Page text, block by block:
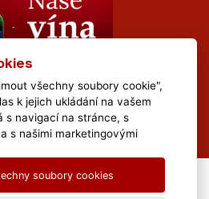
Brněnska © 2020, Webdesign by
všechny soubory cookie",
k jejich ukládání na vašem
s navigací na stránce, s
s našimi marketingovými
soubory cookies